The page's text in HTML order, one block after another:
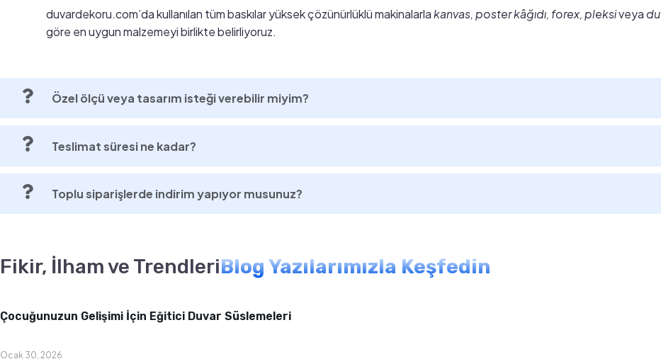
duvardekoru.com’da kullanılan tüm baskılar yüksek çözünürlüklü makinalarlakanvas, poster kâğıdı, forex, pleksiveya
göre en uygun malzemeyi birlikte belirliyoruz.
Özel ölçü veya tasarım isteği verebilir miyim?
Teslimat süresi ne kadar?
Toplu siparişlerde indirim yapıyor musunuz?
Fikir, İlham ve TrendleriBlog Yazılarımızla Keşfedin
Çocuğunuzun Gelişimi İçin Eğitici Duvar Süslemeleri
Ocak 30, 2026